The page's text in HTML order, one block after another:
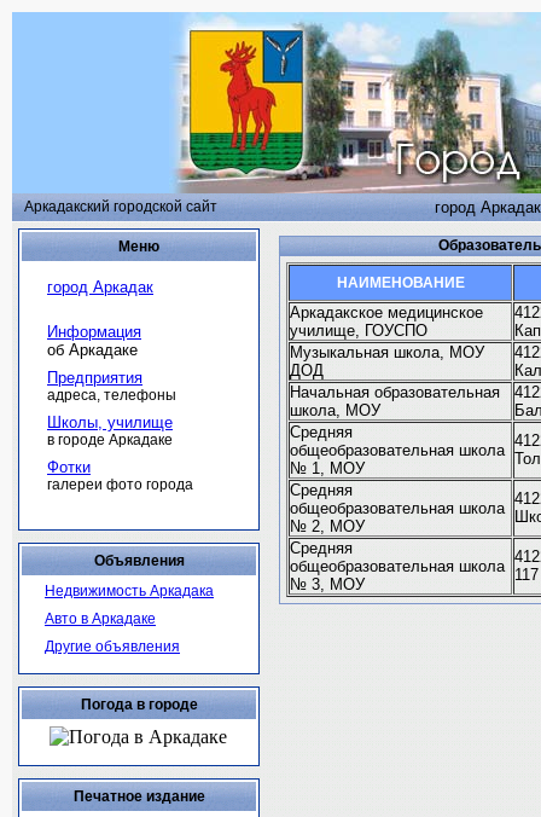
Аркадакский городской сайт город
Меню
город Аркадак
Информация
об Аркадаке
Предприятия
адреса, телефоны
Школы, училище
в городе Аркадаке
Фотки
галереи фото города
Объявления
Недвижимость Аркадака
Авто в Аркадаке
Другие объявления
Погода в городе
Печатное издание
НАИМЕНОВАНИЕ
Аркадакское медицинское
училище, ГОУСПО
Музыкальная школа, МОУ
ДОД
Начальная образовательная
школа, МОУ
Средняя
общеобразовательная школа
№ 1, МОУ
Средняя
общеобразовательная школа
№ 2, МОУ
Средняя
общеобразовательная школа
№ 3, МОУ
117